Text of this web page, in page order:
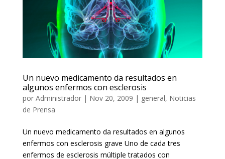
Un nuevo medicamento da resultados en
algunos enfermos con esclerosis
por Administrador| Nov 20, 2009 | general, Noticias
de Prensa
Un nuevo medicamento da resultados en algunos
enfermos con esclerosis grave Uno de cada tres
enfermos de esclerosis múltiple tratados con